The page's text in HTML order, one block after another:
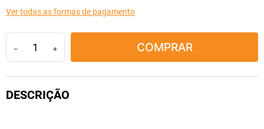
Ver todas as formas de pagamento
＋
－ COMPRAR